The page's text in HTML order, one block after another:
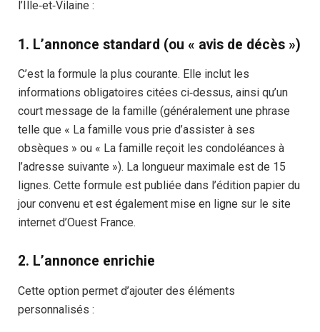
l’Ille‑et‑Vilaine :
1. L’annonce standard (ou « avis de décès »)
C’est la formule la plus courante. Elle inclut les
informations obligatoires citées ci‑dessus, ainsi qu’un
court message de la famille (généralement une phrase
telle que « La famille vous prie d’assister à ses
obsèques » ou « La famille reçoit les condoléances à
l’adresse suivante »). La longueur maximale est de 15
lignes. Cette formule est publiée dans l’édition papier du
jour convenu et est également mise en ligne sur le site
internet d’Ouest France.
2. L’annonce enrichie
Cette option permet d’ajouter des éléments
personnalisés :